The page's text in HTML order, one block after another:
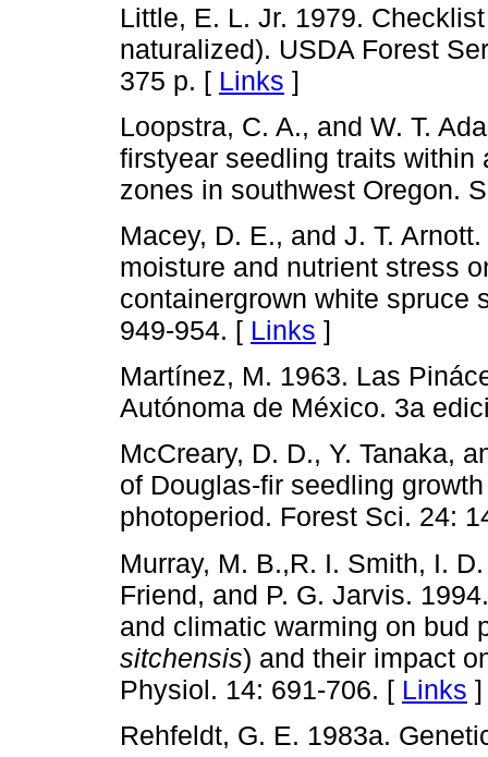
Little, E. L. Jr. 1979.
naturalized). USDA Forest
375 p. [ Links ]
Loopstra, C. A., and W. T.
firstyear seedling traits within
zones in southwest Oregon.
Macey, D. E., and J. T.
moisture and nutrient stress
containergrown white spruce
949-954. [ Links ]
Martínez, M. 1963. Las
Autónoma de México. 3a
McCreary, D. D., Y. Tanaka,
of Douglas-fir seedling
photoperiod. Forest Sci. 24:
Murray, M. B.,R. I. Smith, I.
Friend, and P. G. Jarvis.
and climatic warming on bud
sitchensis) and their impact
Physiol. 14: 691-706. [ Links ]
Rehfeldt, G. E. 1983a.